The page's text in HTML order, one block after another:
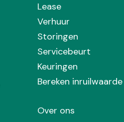
Lease
Verhuur
Storingen
Servicebeurt
Keuringen
Bereken inruilwaarde
Over ons